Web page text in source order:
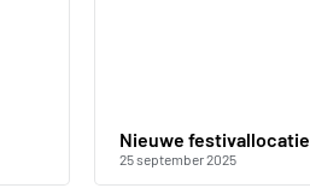
Nieuwe
25 september 2025